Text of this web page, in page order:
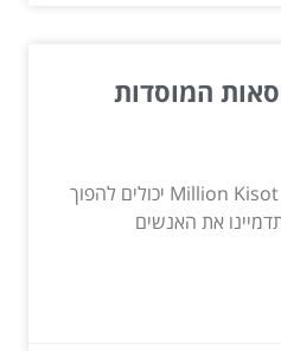
המוסדות
לא תאמינו עד כמה כסאות Million Kisot יכולים להפוך
את האנשים